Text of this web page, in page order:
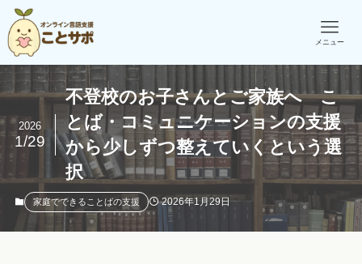
メニュー
不登校のお子さんとご家族へ こ
とば・コミュニケーションの支援
から少しずつ整えていくという選
択
2026
1/29
家庭でできることばの支援 2026年1月29日